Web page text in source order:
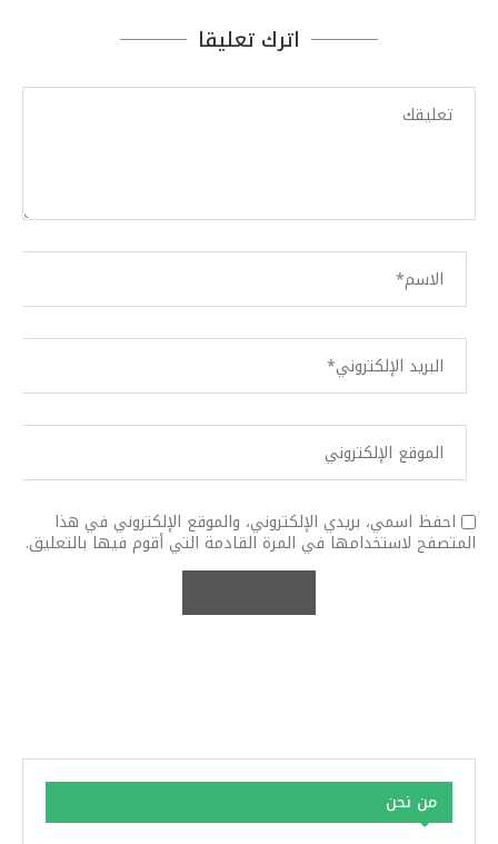
اترك تعليقا
احفظ اسمي، بريدي الإلكتروني، والموقع الإلكتروني في هذا
المتصفح لاستخدامها في المرة القادمة التي أقوم فيها بالتعليق.
من نحن